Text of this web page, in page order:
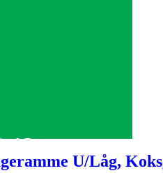
U/Låg,